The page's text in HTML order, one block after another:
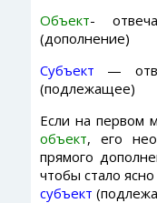
Объект-
(дополнение)
Субъект —
(подлежащее)
Если на первом
объект, его
прямого
чтобы стало ясно
субъект